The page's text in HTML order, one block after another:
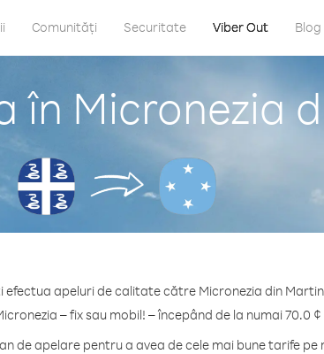
Comunități Securitate Viber Out Blog
în Micronezia
efectua apeluri de calitate către Micronezia din
– fix sau mobil! – începând de la numai 70.0
de apelare pentru a avea de cele mai bune tarife pe